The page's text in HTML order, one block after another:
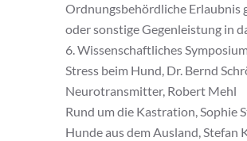
Ordnungsbehördliche Erlaubnis
oder sonstige Gegenleistung in
6. Wissenschaftliches
Stress beim Hund, Dr. Bernd
Neurotransmitter, Robert Mehl
Rund um die Kastration, Sophie
Hunde aus dem Ausland, Stefan